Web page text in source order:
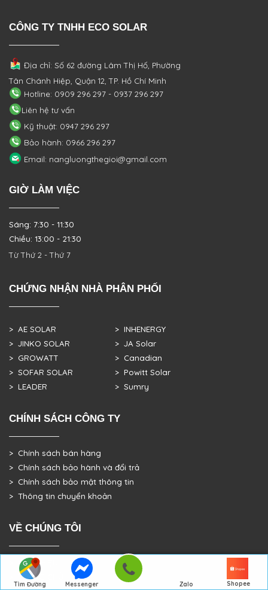
Tìm Đường
Messenger Zalo Shopee
CÔNG TY TNHH ECO SOLAR
Địa chỉ: Số 62 đường Lâm Thị Hố, Phường
Tân Chánh Hiệp, Quận 12, TP. Hồ Chí Minh
Hotline: 0909 296 297 - 0937 296 297
Liên hệ tư vấn
Kỹ thuật: 0947 296 297
Bảo hành: 0966 296 297
Email: nangluongthegioi@gmail.com
GIỜ LÀM VIỆC
Sáng: 7:30 - 11:30
Chiều: 13:00 - 21:30
Từ Thứ 2 - Thứ 7
CHỨNG NHẬN NHÀ PHÂN PHỐI
> AE SOLAR
> JINKO SOLAR
> GROWATT
> SOFAR SOLAR
> LEADER
> INHENERGY
> JA Solar
> Canadian
> Powitt Solar
> Sumry
CHÍNH SÁCH CÔNG TY
> Chính sách bán hàng
> Chính sách bảo hành và đổi trả
> Chính sách bảo mật thông tin
> Thông tin chuyển khoản
VỀ CHÚNG TÔI
> GIỚI THIỆU
> TRANG CHỦ